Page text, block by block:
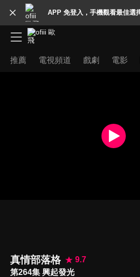
APP 免登入，手機觀看最佳選
推薦 電視頻道 戲劇 電影
真情部落格
9.7
第264集 興起發光